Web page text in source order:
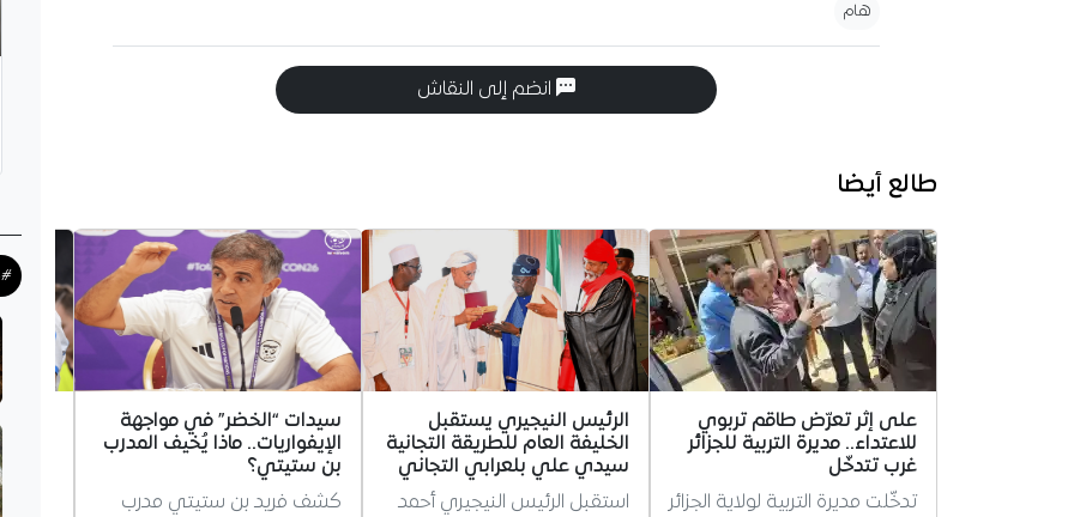
هام
انضم إلى النقاش
طالع أيضا
على إثر تعرّض طاقم تربوي
للاعتداء.. مديرة التربية للجزائر
غرب تتدخّل
تدخّلت مديرة التربية لولاية الجزائر
الرئيس النيجيري يستقبل
الخليفة العام للطريقة التجانية
سيدي علي بلعرابي التجاني
استقبل الرئيس النيجيري أحمد
سيدات “الخضر” في مواجهة
الإيفواريات.. ماذا يُخيف المدرب
بن ستيتي؟
كشف فريد بن ستيتي مدرب
أجاب